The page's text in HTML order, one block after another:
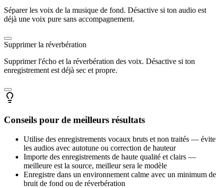
Séparer les voix de la musique de fond. Désactive si ton audio est
déjà une voix pure sans accompagnement.
Supprimer la réverbération
Supprimer l'écho et la réverbération des voix. Désactive si ton
enregistrement est déjà sec et propre.
Conseils pour de meilleurs résultats
Utilise des enregistrements vocaux bruts et non traités — évite
les audios avec autotune ou correction de hauteur
Importe des enregistrements de haute qualité et clairs —
meilleure est la source, meilleur sera le modèle
Enregistre dans un environnement calme avec un minimum de
bruit de fond ou de réverbération